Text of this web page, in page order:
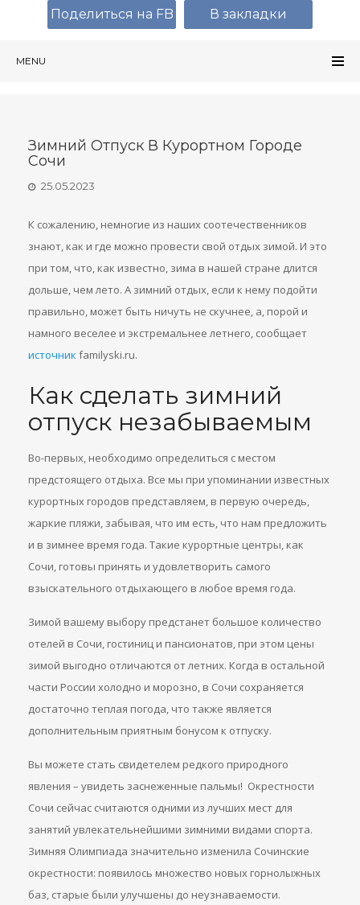
MENU
Зимний Отпуск В Курортном Городе
Сочи
25.05.2023
К сожалению, немногие из наших соотечественников
знают, как и где можно провести свой отдых зимой. И это
при том, что, как известно, зима в нашей стране длится
дольше, чем лето. А зимний отдых, если к нему подойти
правильно, может быть ничуть не скучнее, а, порой и
намного веселее и экстремальнее летнего, сообщает
источник familyski.ru.
Как сделать зимний
отпуск незабываемым
Во-первых, необходимо определиться с местом
предстоящего отдыха. Все мы при упоминании известных
курортных городов представляем, в первую очередь,
жаркие пляжи, забывая, что им есть, что нам предложить
и в зимнее время года. Такие курортные центры, как
Сочи, готовы принять и удовлетворить самого
взыскательного отдыхающего в любое время года.
Зимой вашему выбору предстанет большое количество
отелей в Сочи, гостиниц и пансионатов, при этом цены
зимой выгодно отличаются от летних. Когда в остальной
части России холодно и морозно, в Сочи сохраняется
достаточно теплая погода, что также является
дополнительным приятным бонусом к отпуску.
Вы можете стать свидетелем редкого природного
явления – увидеть заснеженные пальмы! Окрестности
Сочи сейчас считаются одними из лучших мест для
занятий увлекательнейшими зимними видами спорта.
Зимняя Олимпиада значительно изменила Сочинские
окрестности: появилось множество новых горнолыжных
баз, старые были улучшены до неузнаваемости.
Поделиться на FB В закладки